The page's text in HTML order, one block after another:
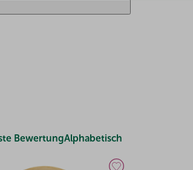
BewertungAlphabetisch